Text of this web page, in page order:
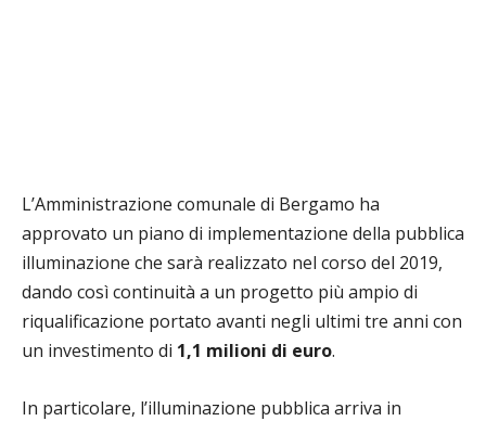
L’Amministrazione comunale di Bergamo ha
approvato un piano di implementazione della pubblica
illuminazione che sarà realizzato nel corso del 2019,
dando così continuità a un progetto più ampio di
riqualificazione portato avanti negli ultimi tre anni con
un investimento di 1,1 milioni di euro.
In particolare, l’illuminazione pubblica arriva in